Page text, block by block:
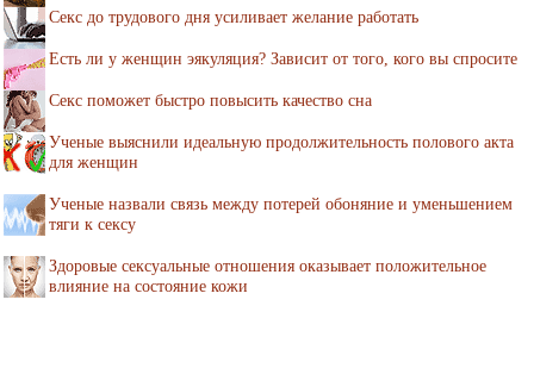
Секс до трудового дня усиливает желание работать
Есть ли у женщин эякуляция? Зависит от того, кого вы спросите
Секс поможет быстро повысить качество сна
Ученые выяснили идеальную продолжительность полового акта
для женщин
Ученые назвали связь между потерей обоняние и уменьшением
тяги к сексу
Здоровые сексуальные отношения оказывает положительное
влияние на состояние кожи